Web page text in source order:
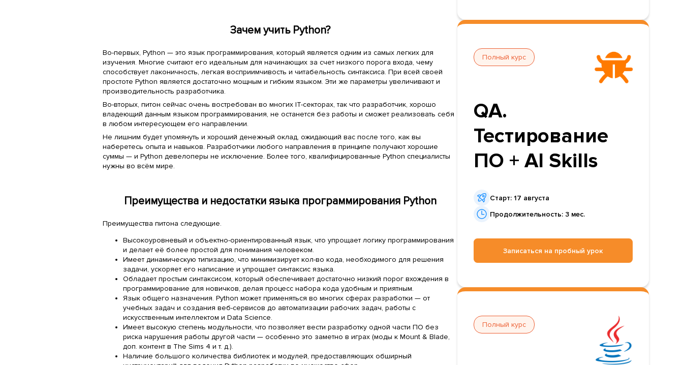
Зачем учить Python?
Во-первых, Python — это язык программирования, который является одним из самых легких для
изучения. Многие считают его идеальным для начинающих за счет низкого порога входа, чему
способствует лаконичность, легкая восприимчивость и читабельность синтаксиса. При всей своей
простоте Python является достаточно мощным и гибким языком. Эти же параметры увеличивают и
производительность разработчика.
Во-вторых, питон сейчас очень востребован во многих IT-секторах, так что разработчик, хорошо
владеющий данным языком программирования, не останется без работы и сможет реализовать себя
в любом интересующем его направлении.
Не лишним будет упомянуть и хороший денежный оклад, ожидающий вас после того, как вы
наберетесь опыта и навыков. Разработчики любого направления в принципе получают хорошие
суммы — и Python девелоперы не исключение. Более того, квалифицированные Python специалисты
нужны во всём мире.
Преимущества и недостатки языка программирования Python
Преимущества питона следующие.
Высокоуровневый и объектно-ориентированный язык, что упрощает логику программирования
и делает её более простой для понимания человеком.
Имеет динамическую типизацию, что минимизирует кол-во кода, необходимого для решения
задачи, ускоряет его написание и упрощает синтаксис языка.
Обладает простым синтаксисом, который обеспечивает достаточно низкий порог вхождения в
программирование для новичков, делая процесс набора кода удобным и приятным.
Язык общего назначения. Python может применяться во многих сферах разработки — от
учебных задач и создания веб-сервисов до автоматизации рабочих задач, работы с
искусственным интеллектом и Data Science.
Имеет высокую степень модульности, что позволяет вести разработку одной части ПО без
риска нарушения работы другой части — особенно это заметно в играх (моды к Mount & Blade,
доп. контент в The Sims 4 и т. д.).
Наличие большого количества библиотек и модулей, предоставляющих обширный
Полный курс
QA.
Тестирование
ПО + AI Skills
Старт: 17 августа
Продолжительность: 3 мес.
Записаться на пробный урок
Полный курс